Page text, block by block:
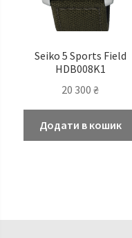
Seiko 5 Sports Field
HDB008K1
20 300₴
Додати в кошик